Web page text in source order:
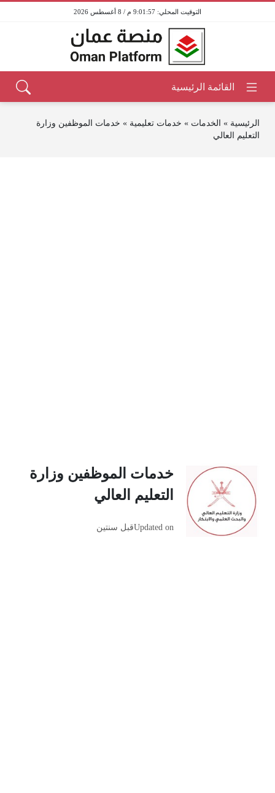
9:01:57 م / 8 أغسطس 2026
الرئيسية » الخدمات » خدمات تعليمية » خدمات الموظفين وزارة
التعليم العالي
خدمات الموظفين وزارة
التعليم العالي
Updated onقبل سنتين